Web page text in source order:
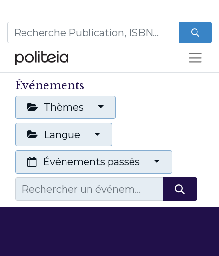
Événements
Thèmes
Langue
Événements passés